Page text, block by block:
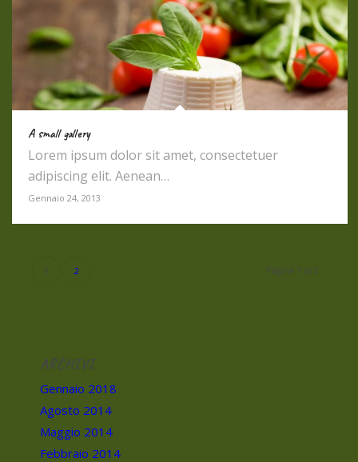
A small gallery
Lorem ipsum dolor sit amet, consectetuer
adipiscing elit. Aenean…
Gennaio 24, 2013
Pagina 1 di 2
1 2
ARCHIVI
Gennaio 2018
Agosto 2014
Maggio 2014
Febbraio 2014